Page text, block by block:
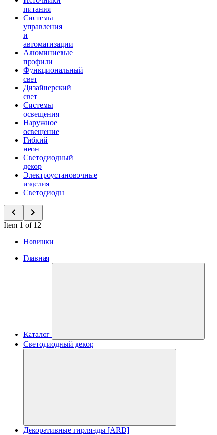
питания
Системы
управления
и
автоматизации
Алюминиевые
профили
Функциональный
свет
Дизайнерский
свет
Системы
освещения
Наружное
освещение
Гибкий
неон
Светодиодный
декор
Электроустановочные
изделия
Светодиоды
Item 1 of 12
Новинки
Главная
Каталог
Светодиодный декор
Декоративные гирлянды [ARD]